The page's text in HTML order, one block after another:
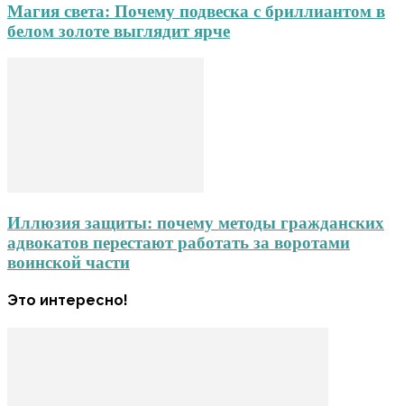
Магия света: Почему подвеска с бриллиантом в
белом золоте выглядит ярче
Иллюзия защиты: почему методы гражданских
адвокатов перестают работать за воротами
воинской части
Это интересно!